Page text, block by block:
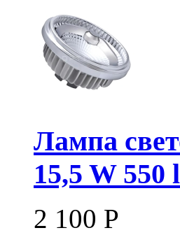
Лампа
15,5 W 550
2 100 Р